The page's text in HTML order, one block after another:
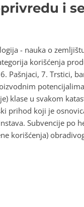
i
- nauka o
korišćenja
Pašnjaci, 7. Trstici,
klase u svakom
prihod koji je
Subvencije po
korišćenja)